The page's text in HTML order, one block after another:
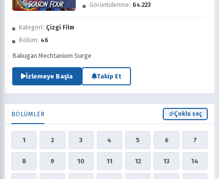
İzledim
Favorilere Ekle
Sonra İzle
Kategori: Çizgi Film
Bölüm: 46
Görüntülenme: 64.223
Bakugan Mechtanium Surge
İzlemeye Başla Takip Et
BÖLÜMLER Çoklu seç
1 2 3 4 5 6 7
8 9 10 11 12 13 14